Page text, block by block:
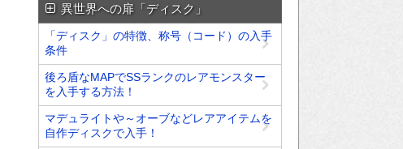
異世界への扉「ディスク」
「ディスク」の特徴、称号（コード）の入手
条件
後ろ盾なMAPでSSランクのレアモンスター
を入手する方法！
マデュライトや～オーブなどレアアイテムを
自作ディスクで入手！